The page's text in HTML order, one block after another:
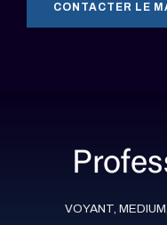
CONTACTER LE
VOYANT,